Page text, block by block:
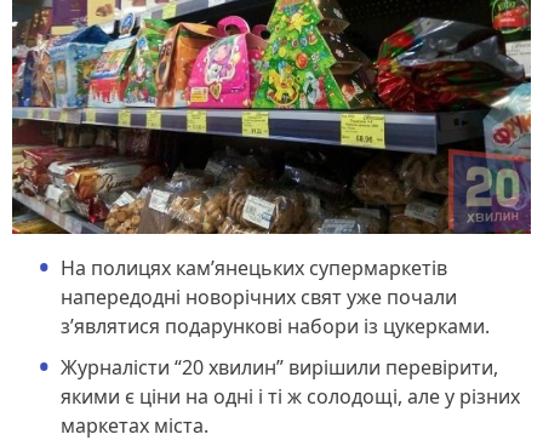
На полицях кам’янецьких супермаркетів
напередодні новорічних свят уже почали
з’являтися подарункові набори із цукерками.
Журналісти “20 хвилин” вирішили перевірити,
якими є ціни на одні і ті ж солодощі, але у різних
маркетах міста.